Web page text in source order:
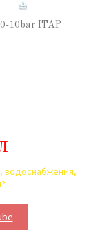
10bar ITAP
водоснабжения,